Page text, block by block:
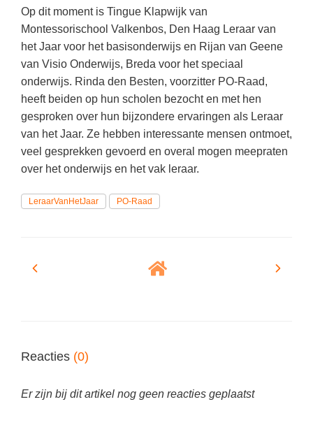
Mei 2026
April 2026
VACATURES PER PLAATS
Amsterdam (56)
Rotterdam (42)
Den Haag (34)
Almere(23)
Dordrecht (21)
Eindhoven(13)
Frans
Fries (Frysk)
Geschiedenis
Handelswetenschappen
Informatica
Klassieke Talen
Letterkunde
Maatschappijleer
Sociale vaardigheden
Spaans
Rekentuin: altijd en overal rekenen oefenen
op je eigen niveau
Taalzee: adaptief oefenen en toetsen
Theater als middel voor het aanleren van
sociale vaardigheden
Lesmateriaal gebaseerd op
(hersen)onderzoek
Meesterbaan onderwijsvacatures
Rekenen
Sociale vaardigheden
Op dit moment is Tingue Klapwijk van
Montessorischool Valkenbos, Den Haag Leraar van
het Jaar voor het basisonderwijs en Rijan van Geene
van Visio Onderwijs, Breda voor het speciaal
onderwijs. Rinda den Besten, voorzitter PO-Raad,
heeft beiden op hun scholen bezocht en met hen
gesproken over hun bijzondere ervaringen als Leraar
van het Jaar. Ze hebben interessante mensen ontmoet,
veel gesprekken gevoerd en overal mogen meepraten
over het onderwijs en het vak leraar.
LeraarVanHetJaar PO-Raad
Reacties (0)
Er zijn bij dit artikel nog geen reacties geplaatst